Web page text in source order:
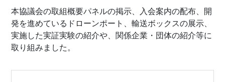
本協議会の取組概要パネルの掲示、入会案内の配布、開
発を進めているドローンポート、輸送ボックスの展示、
実施した実証実験の紹介や、関係企業・団体の紹介等に
取り組みました。